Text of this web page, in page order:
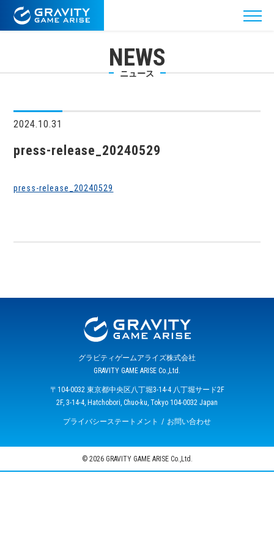
NEWS
ニュース
2024.10.31
press-release_20240529
press-release_20240529
グラビティゲームアライズ株式会社
GRAVITY GAME ARISE Co.,Ltd.
〒104-0032 東京都中央区八丁堀3-14-4 八丁堀サード2F
2F, 3-14-4, Hatchobori, Chuo-ku, Tokyo 104-0032 Japan
プライバシーステートメント お問い合わせ
© 2026 GRAVITY GAME ARISE Co.,Ltd.